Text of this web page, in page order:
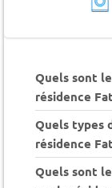
Quels sont
résidence
Quels types
résidence
Quels sont